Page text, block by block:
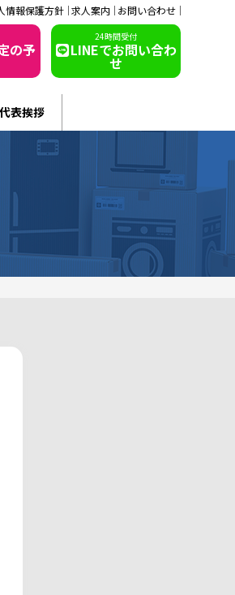
情報保護方針 求人案内 お問い合わせ
の予
24時間受付
LINEでお問い合わ
せ
代表挨拶